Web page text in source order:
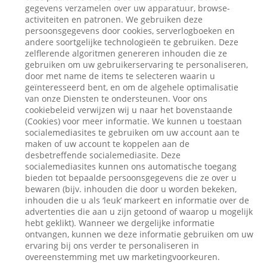
gegevens verzamelen over uw apparatuur, browse-
activiteiten en patronen. We gebruiken deze
persoonsgegevens door cookies, serverlogboeken en
andere soortgelijke technologieën te gebruiken. Deze
zelflerende algoritmen genereren inhouden die ze
gebruiken om uw gebruikerservaring te personaliseren,
door met name de items te selecteren waarin u
geïnteresseerd bent, en om de algehele optimalisatie
van onze Diensten te ondersteunen. Voor ons
cookiebeleid verwijzen wij u naar het bovenstaande
(Cookies) voor meer informatie. We kunnen u toestaan
socialemediasites te gebruiken om uw account aan te
maken of uw account te koppelen aan de
desbetreffende socialemediasite. Deze
socialemediasites kunnen ons automatische toegang
bieden tot bepaalde persoonsgegevens die ze over u
bewaren (bijv. inhouden die door u worden bekeken,
inhouden die u als ‘leuk’ markeert en informatie over de
advertenties die aan u zijn getoond of waarop u mogelijk
hebt geklikt). Wanneer we dergelijke informatie
ontvangen, kunnen we deze informatie gebruiken om uw
ervaring bij ons verder te personaliseren in
overeenstemming met uw marketingvoorkeuren.